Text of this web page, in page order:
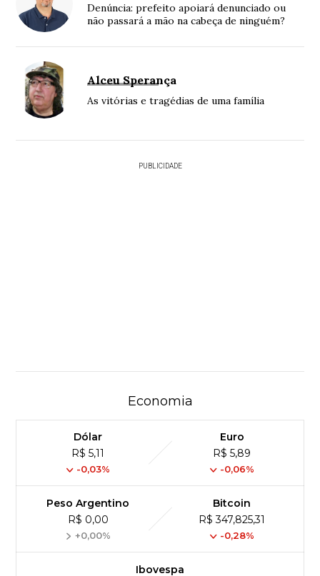
Denúncia: prefeito apoiará denunciado ou
não passará a mão na cabeça de ninguém?
Alceu Sperança
As vitórias e tragédias de uma família
PUBLICIDADE
Economia
Dólar
R$ 5,11
-0,03%
Euro
R$ 5,89
-0,06%
Peso Argentino
R$ 0,00
+0,00%
Bitcoin
R$ 347,825,31
-0,28%
Ibovespa